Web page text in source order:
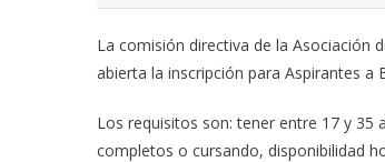
La comisión directiva de la Asociación
abierta la inscripción para Aspirantes
Los requisitos son: tener entre 17 y 35
completos o cursando, disponibilidad